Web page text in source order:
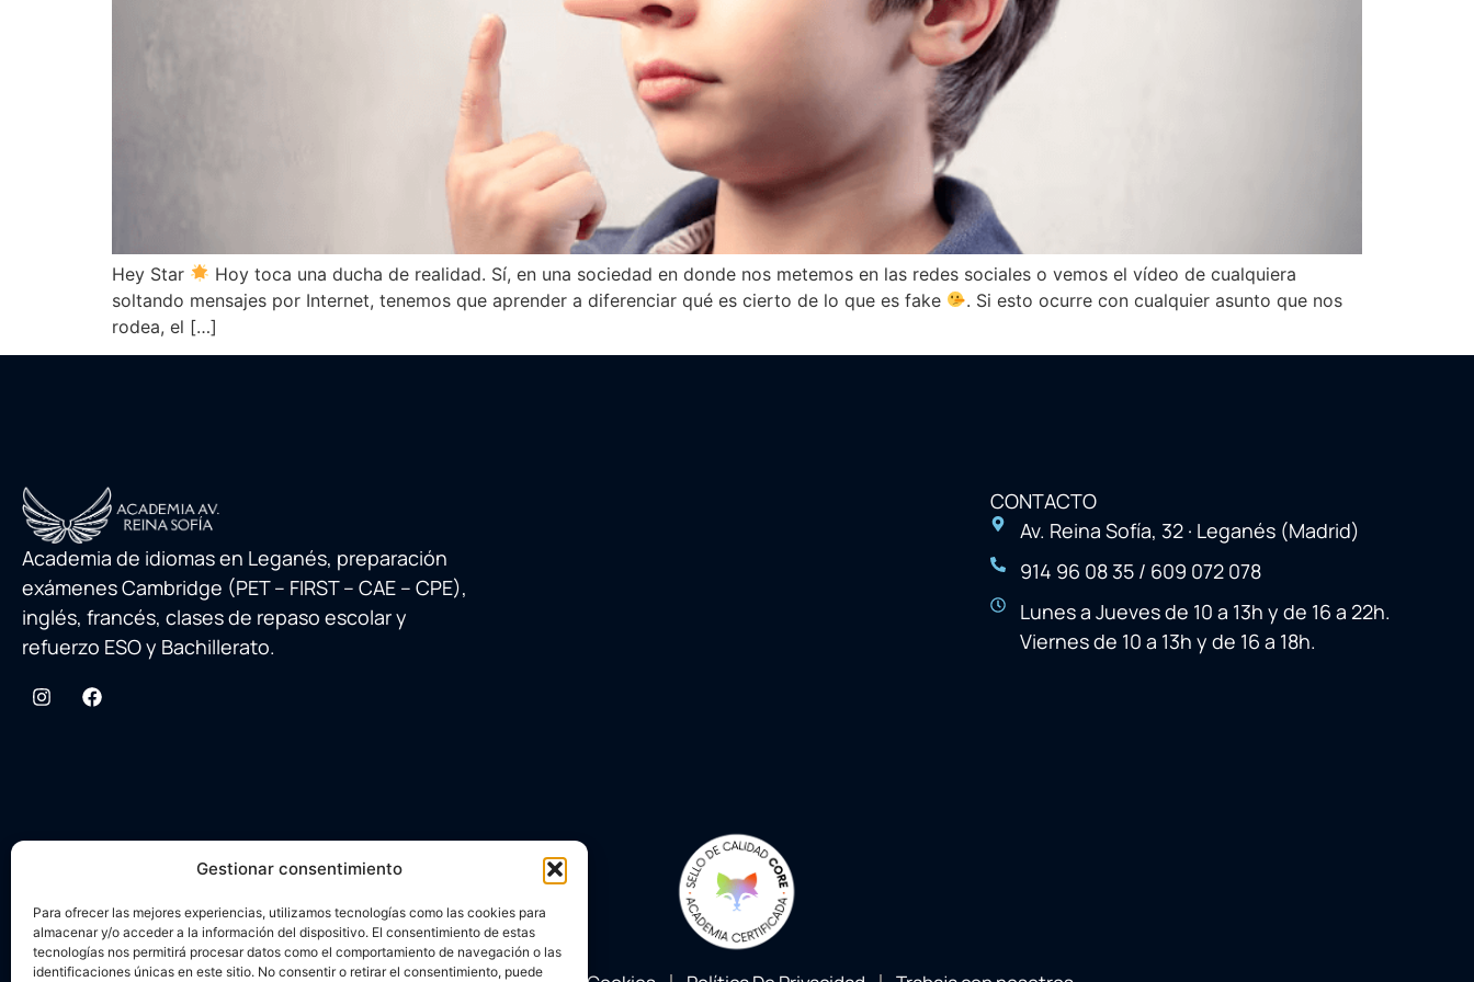
Gestionar consentimiento
Para ofrecer las mejores experiencias, utilizamos tecnologías como las cookies para
almacenar y/o acceder a la información del dispositivo. El consentimiento de estas
tecnologías nos permitirá procesar datos como el comportamiento de navegación o las
identificaciones únicas en este sitio. No consentir o retirar el consentimiento, puede
Hey Star
Hoy toca una ducha de realidad. Sí, en una sociedad en donde nos metemos en las redes sociales o vemos el vídeo de cualquiera
soltando mensajes por Internet, tenemos que aprender a diferenciar qué es cierto de lo que es fake
. Si esto ocurre con cualquier asunto que nos
rodea, el […]
Academia de idiomas en Leganés, preparación
exámenes Cambridge (PET – FIRST – CAE – CPE),
inglés, francés, clases de repaso escolar y
refuerzo ESO y Bachillerato.
CONTACTO
Av. Reina Sofía, 32 · Leganés (Madrid)
914 96 08 35 / 609 072 078
Lunes a Jueves de 10 a 13h y de 16 a 22h.
Viernes de 10 a 13h y de 16 a 18h.